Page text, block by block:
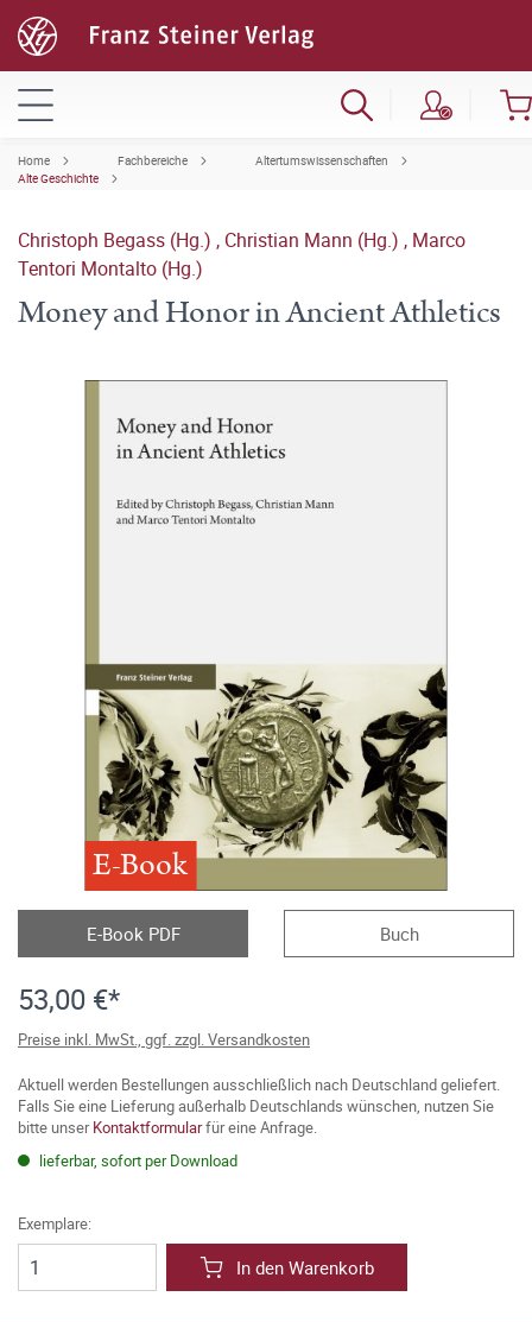
Home Fachbereiche
Altertumswissenschaften
Alte Geschichte
Christoph Begass (Hg.) , Christian Mann (Hg.) , Marco
Tentori Montalto (Hg.)
Money and Honor in Ancient Athletics
E-Book
E-Book PDF Buch
53,00 €*
Preise inkl. MwSt., ggf. zzgl. Versandkosten
Aktuell werden Bestellungen ausschließlich nach Deutschland geliefert.
Falls Sie eine Lieferung außerhalb Deutschlands wünschen, nutzen Sie
bitte unserKontaktformularfür eine Anfrage.
lieferbar, sofort per Download
Exemplare:
In den Warenkorb